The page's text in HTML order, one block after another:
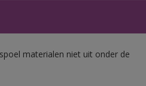
materialen niet uit onder de